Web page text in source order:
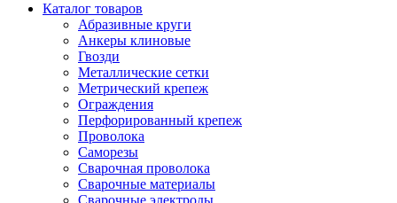
Каталог товаров
Абразивные круги
Анкеры клиновые
Гвозди
Металлические сетки
Метрический крепеж
Ограждения
Перфорированный крепеж
Проволока
Саморезы
Сварочная проволока
Сварочные материалы
Сварочные электроды